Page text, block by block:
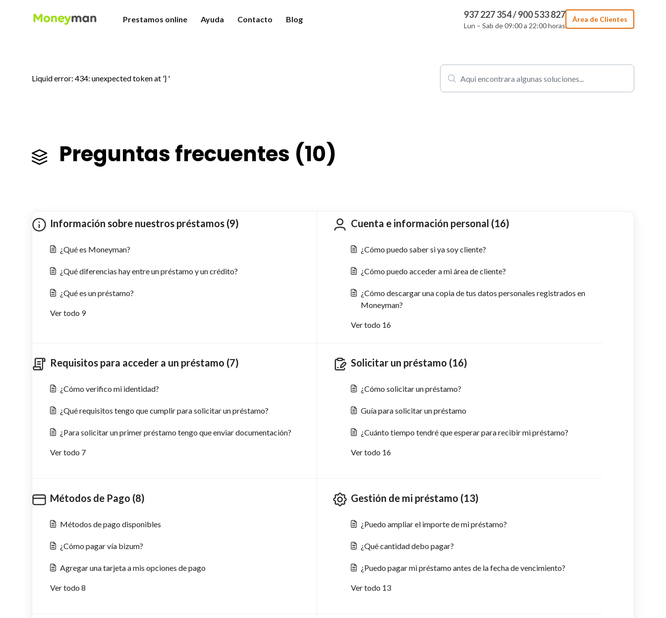
Prestamos online
Préstamos para autónomos
Ayuda
Contacto Blog 937 227 354 / 900 533 827
Lun – Sab de 09:00 a 22:00 horas
Área de Clientes
Liquid error: 434: unexpected token at '} '
Preguntas frecuentes (10)
Información sobre nuestros préstamos (9)
¿Qué es Moneyman?
¿Qué diferencias hay entre un préstamo y un crédito?
¿Qué es un préstamo?
Ver todo 9
Cuenta e información personal (16)
¿Cómo puedo saber si ya soy cliente?
¿Cómo puedo acceder a mi área de cliente?
¿Cómo descargar una copia de tus datos personales registrados en
Moneyman?
Ver todo 16
Requisitos para acceder a un préstamo (7)
¿Cómo verifico mi identidad?
¿Qué requisitos tengo que cumplir para solicitar un préstamo?
¿Para solicitar un primer préstamo tengo que enviar documentación?
Ver todo 7
Solicitar un préstamo (16)
¿Cómo solicitar un préstamo?
Guía para solicitar un préstamo
¿Cuánto tiempo tendré que esperar para recibir mi préstamo?
Ver todo 16
Métodos de Pago (8)
Métodos de pago disponibles
¿Cómo pagar vía bizum?
Agregar una tarjeta a mis opciones de pago
Ver todo 8
Gestión de mi préstamo (13)
¿Puedo ampliar el importe de mi préstamo?
¿Qué cantidad debo pagar?
¿Puedo pagar mi préstamo antes de la fecha de vencimiento?
Ver todo 13